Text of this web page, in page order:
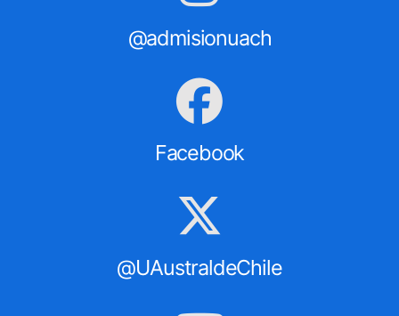
@admisionuach
Facebook
@UAustraldeChile